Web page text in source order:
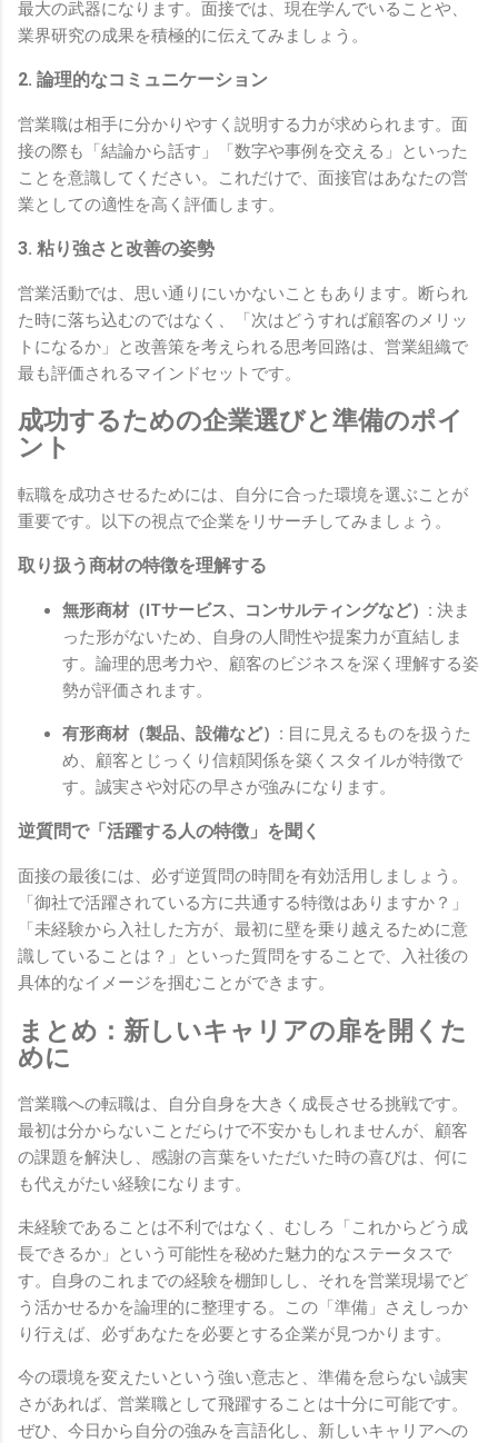
最大の武器になります。面接では、現在学んでいることや、
業界研究の成果を積極的に伝えてみましょう。
2. 論理的なコミュニケーション
営業職は相手に分かりやすく説明する力が求められます。面
接の際も「結論から話す」「数字や事例を交える」といった
ことを意識してください。これだけで、面接官はあなたの営
業としての適性を高く評価します。
3. 粘り強さと改善の姿勢
営業活動では、思い通りにいかないこともあります。断られ
た時に落ち込むのではなく、「次はどうすれば顧客のメリッ
トになるか」と改善策を考えられる思考回路は、営業組織で
最も評価されるマインドセットです。
成功するための企業選びと準備のポイ
ント
転職を成功させるためには、自分に合った環境を選ぶことが
重要です。以下の視点で企業をリサーチしてみましょう。
取り扱う商材の特徴を理解する
無形商材（ITサービス、コンサルティングなど）: 決ま
った形がないため、自身の人間性や提案力が直結しま
す。論理的思考力や、顧客のビジネスを深く理解する姿
勢が評価されます。
有形商材（製品、設備など）: 目に見えるものを扱うた
め、顧客とじっくり信頼関係を築くスタイルが特徴で
す。誠実さや対応の早さが強みになります。
逆質問で「活躍する人の特徴」を聞く
面接の最後には、必ず逆質問の時間を有効活用しましょう。
「御社で活躍されている方に共通する特徴はありますか？」
「未経験から入社した方が、最初に壁を乗り越えるために意
識していることは？」といった質問をすることで、入社後の
具体的なイメージを掴むことができます。
まとめ：新しいキャリアの扉を開くた
めに
営業職への転職は、自分自身を大きく成長させる挑戦です。
最初は分からないことだらけで不安かもしれませんが、顧客
の課題を解決し、感謝の言葉をいただいた時の喜びは、何に
も代えがたい経験になります。
未経験であることは不利ではなく、むしろ「これからどう成
長できるか」という可能性を秘めた魅力的なステータスで
す。自身のこれまでの経験を棚卸しし、それを営業現場でど
う活かせるかを論理的に整理する。この「準備」さえしっか
り行えば、必ずあなたを必要とする企業が見つかります。
今の環境を変えたいという強い意志と、準備を怠らない誠実
さがあれば、営業職として飛躍することは十分に可能です。
ぜひ、今日から自分の強みを言語化し、新しいキャリアへの